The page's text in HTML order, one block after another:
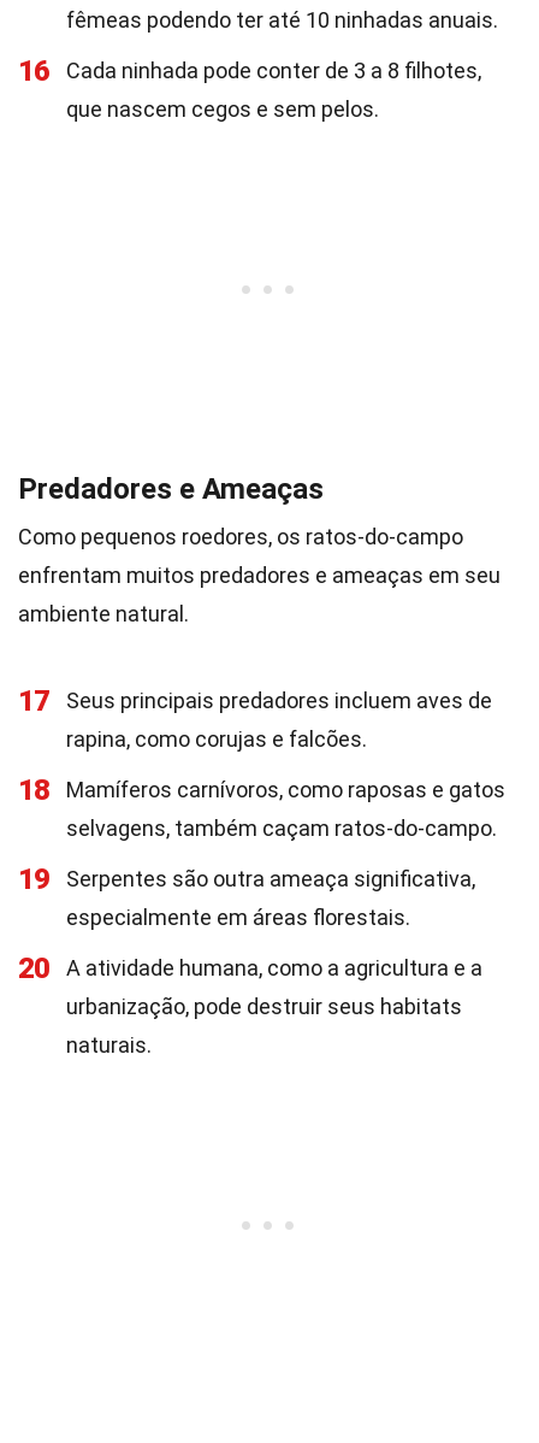
fêmeas podendo ter até 10 ninhadas anuais.
16
Cada ninhada pode conter de 3 a 8 filhotes,
que nascem cegos e sem pelos.
Predadores e Ameaças
Como pequenos roedores, os ratos-do-campo
enfrentam muitos predadores e ameaças em seu
ambiente natural.
17
Seus principais predadores incluem aves de
rapina, como corujas e falcões.
18
Mamíferos carnívoros, como raposas e gatos
selvagens, também caçam ratos-do-campo.
19
Serpentes são outra ameaça significativa,
especialmente em áreas florestais.
20
A atividade humana, como a agricultura e a
urbanização, pode destruir seus habitats
naturais.